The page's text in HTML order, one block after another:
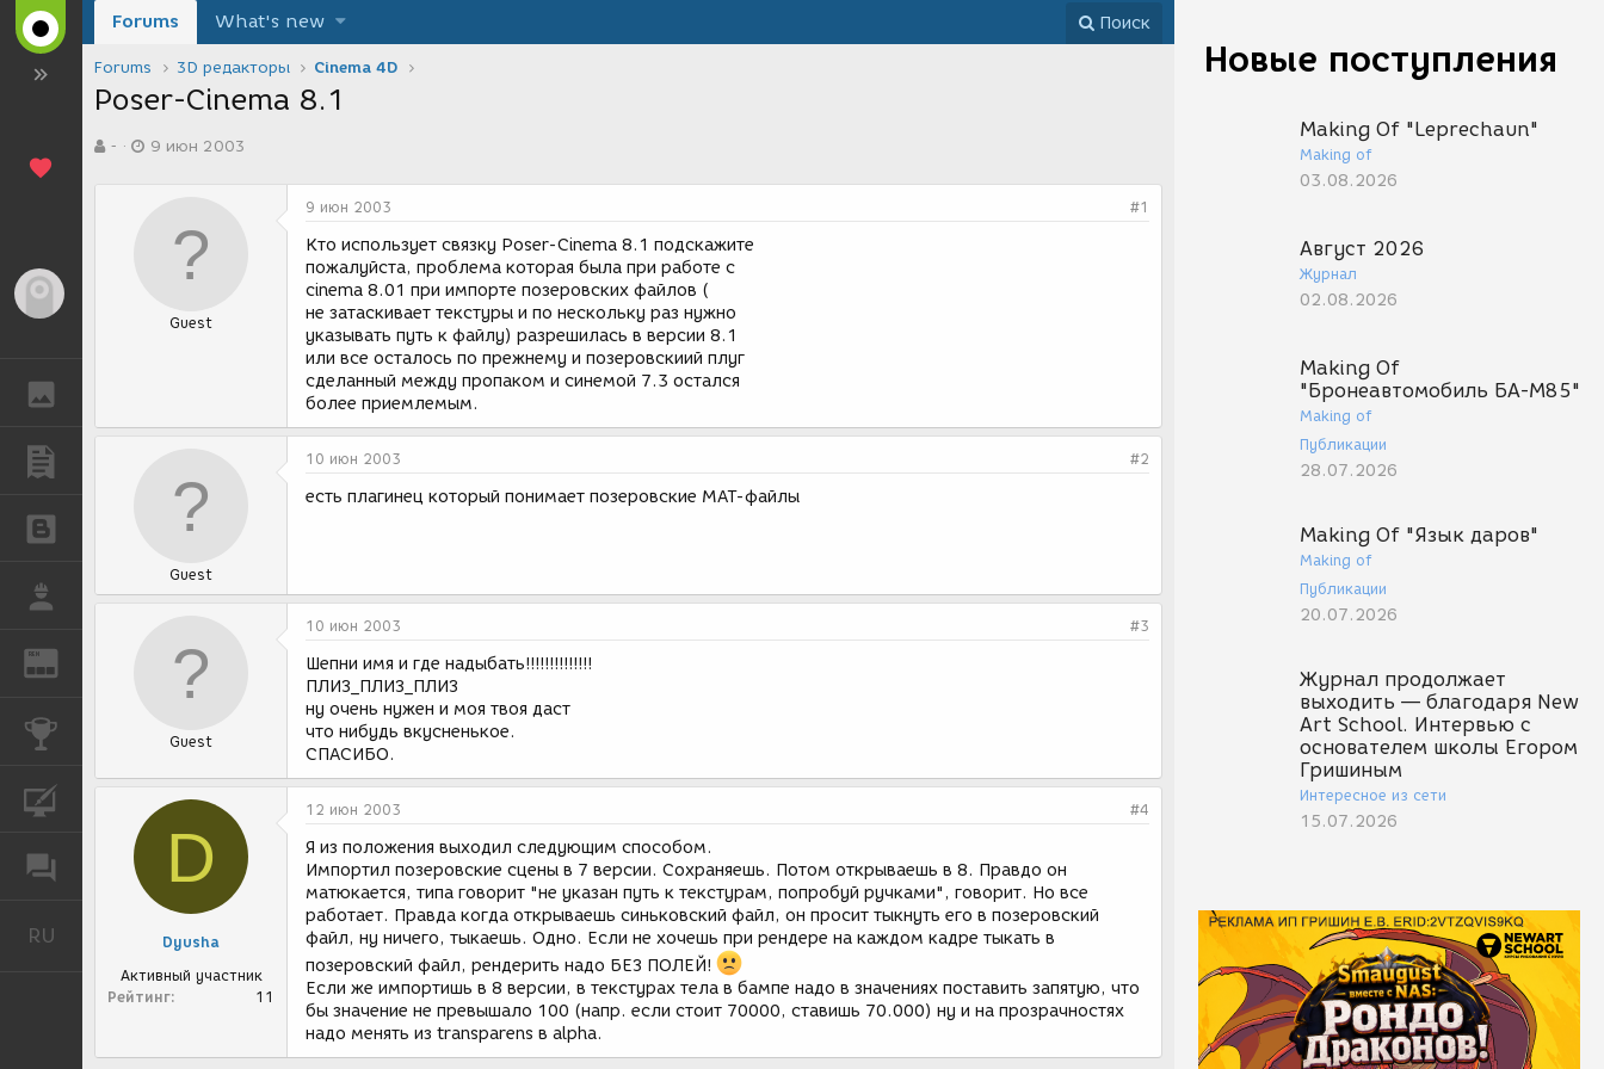
РАБОТА
REN
ФОРУМ
RU
Новые поступления
Making Of "Leprechaun"
Making of
03.08.2026
Август 2026
Журнал
02.08.2026
Making Of
"Бронеавтомобиль БА-М85"
Making of
Публикации
28.07.2026
Making Of "Язык даров"
Making of
Публикации
20.07.2026
Журнал продолжает
выходить — благодаря New
Art School. Интервью с
основателем школы Егором
Гришиным
Интересное из сети
15.07.2026
Forums What's new Поиск
Forums 3D редакторы Cinema 4D
Poser-Cinema 8.1
в-
а
9 июн 2003
Guest
9 июн 2003 #1
Кто использует связку Poser-Cinema 8.1 подскажите
пожалуйста, проблема которая была при работе с
cinema 8.01 при импорте позеровских файлов (
не затаскивает текстуры и по нескольку раз нужно
указывать путь к файлу) разрешилась в версии 8.1
или все осталось по прежнему и позеровскиий плуг
сделанный между пропаком и синемой 7.3 остался
более приемлемым.
Guest
10 июн 2003 #2
есть плагинец который понимает позеровские МАТ-файлы
Guest
10 июн 2003 #3
Шепни имя и где надыбать!!!!!!!!!!!!!!
ПЛИЗ_ПЛИЗ_ПЛИЗ
ну очень нужен и моя твоя даст
что нибудь вкусненькое.
СПАСИБО.
D
Dyusha
Активный участник
Рейтинг
11
12 июн 2003 #4
Я из положения выходил следующим способом.
Импортил позеровские сцены в 7 версии. Сохраняешь. Потом открываешь в 8. Правдо он
матюкается, типа говорит "не указан путь к текстурам, попробуй ручками", говорит. Но все
работает. Правда когда открываешь синьковский файл, он просит тыкнуть его в позеровский
файл, ну ничего, тыкаешь. Одно. Если не хочешь при рендере на каждом кадре тыкать в
позеровский файл, рендерить надо БЕЗ ПОЛЕЙ!
Если же импортишь в 8 версии, в текстурах тела в бампе надо в значениях поставить запятую, что
бы значение не превышало 100 (напр. если стоит 70000, ставишь 70.000) ну и на прозрачностях
надо менять из transparens в alpha.